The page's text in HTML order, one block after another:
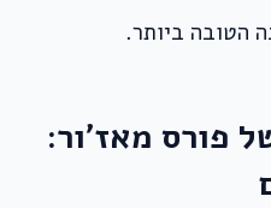
הטובה ביותר.
פורס מאז’ור: